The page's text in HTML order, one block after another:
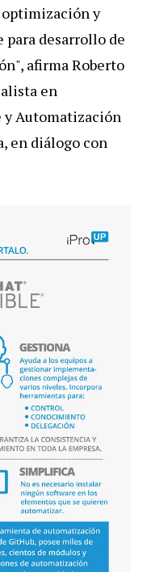
optimizacióny
para desarrollo de
ón", afirmaRoberto
en
yAutomatización
, en diálogo con